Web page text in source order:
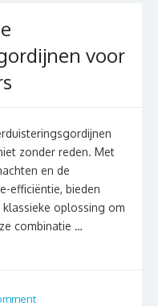
voor
zonder reden. Met
en de
efficiëntie, bieden
oplossing om
combinatie …